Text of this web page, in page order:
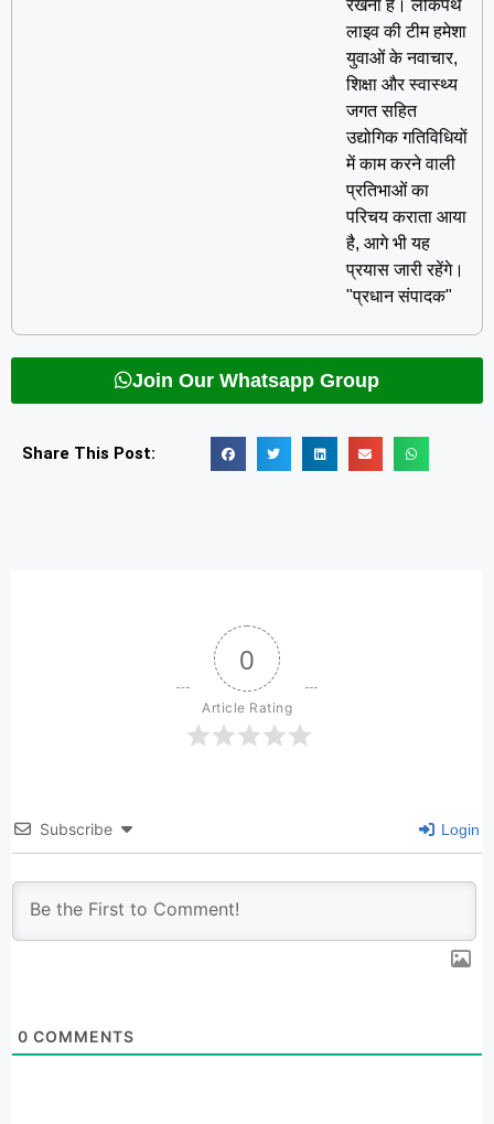
रखना है। लोकपथ
लाइव की टीम हमेशा
युवाओं के नवाचार,
शिक्षा और स्वास्थ्य
जगत सहित
उद्योगिक गतिविधियों
में काम करने वाली
प्रतिभाओं का
परिचय कराता आया
है, आगे भी यह
प्रयास जारी रहेंगे।
"प्रधान संपादक"
Join Our Whatsapp Group
Share This Post:
0
Article Rating
Subscribe Login
0 COMMENTS